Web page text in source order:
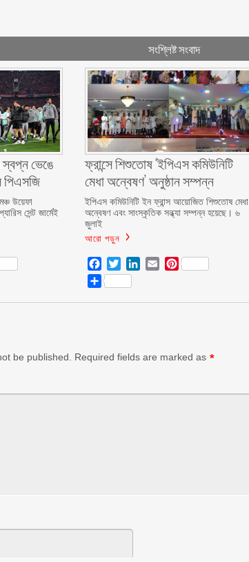
সংশ্লিষ্ট সংবাদ
স্বপ্ন ভেঙে
পিএসজি
উয়েফা
সেন্ট জার্মেই
ফ্রান্সে শিশুতোষ ‘ইপিএস কমিউনিটি
মেধা অন্বেষণ’ অনুষ্ঠান সম্পন্ন
ইপিএস কমিউনিটি ইন ফ্রান্স আয়োজিত শিশুতোষ মেধা
অন্বেষণ এবং সাংস্কৃতিক সন্ধ্যা সম্পন্ন হয়েছে। ৬
জুলাই
আরো পড়ুন
Facebook
TwitterLinkedIn
EmailPinterest
Share
be published. Required fields are marked as *